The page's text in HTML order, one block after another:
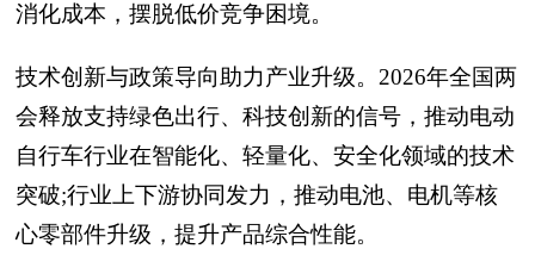
消化成本，摆脱低价竞争困境。
技术创新与政策导向助力产业升级。2026年全国两
会释放支持绿色出行、科技创新的信号，推动电动
自行车行业在智能化、轻量化、安全化领域的技术
突破;行业上下游协同发力，推动电池、电机等核
心零部件升级，提升产品综合性能。